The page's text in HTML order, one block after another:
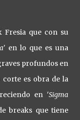
Fresia que con su
' en lo que es una
profundos en
corte es obra de la
en 'Sigma
breaks que tiene